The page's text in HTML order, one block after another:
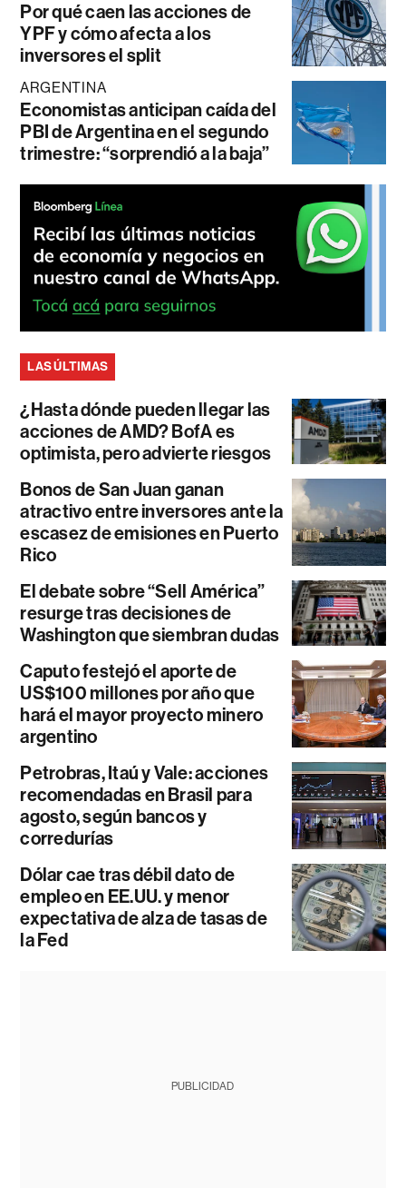
Por qué caen las acciones de
YPF y cómo afecta a los
inversores el split
ARGENTINA
Economistas anticipan caída del
PBI de Argentina en el segundo
trimestre: “sorprendió a la baja”
LAS ÚLTIMAS
¿Hasta dónde pueden llegar las
acciones de AMD? BofA es
optimista, pero advierte riesgos
Bonos de San Juan ganan
atractivo entre inversores ante la
escasez de emisiones en Puerto
Rico
El debate sobre “Sell América”
resurge tras decisiones de
Washington que siembran dudas
Caputo festejó el aporte de
US$100 millones por año que
hará el mayor proyecto minero
argentino
Petrobras, Itaú y Vale: acciones
recomendadas en Brasil para
agosto, según bancos y
corredurías
Dólar cae tras débil dato de
empleo en EE.UU. y menor
expectativa de alza de tasas de
la Fed
PUBLICIDAD